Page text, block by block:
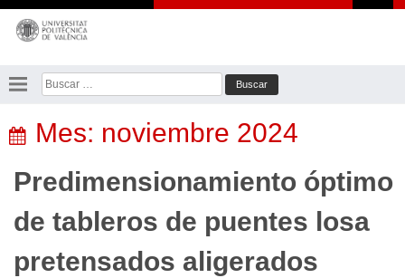
Saltar
contenido
Buscar:
Mes: noviembre 2024
Predimensionamiento óptimo
de tableros de puentes losa
pretensados aligerados